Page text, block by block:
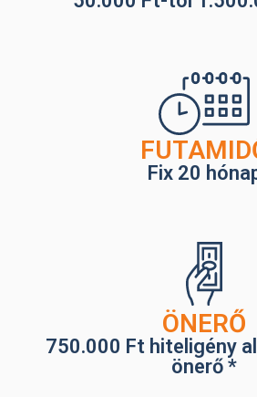
Fix 20
ÖNERŐ
750.000 Ft hiteligény
önerő *